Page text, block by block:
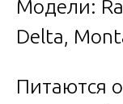
Модели:
Delta,
Питаются